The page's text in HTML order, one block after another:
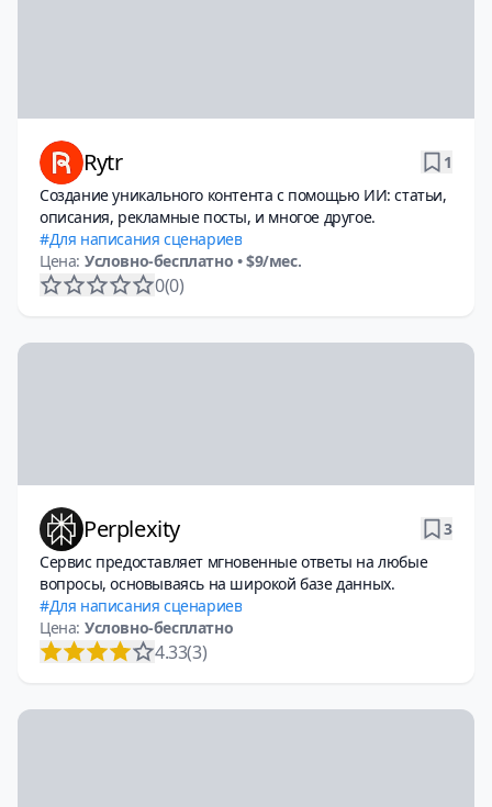
Rytr
1
Создание уникального контента с помощью ИИ: статьи,
описания, рекламные посты, и многое другое.
Для написания сценариев
Цена: Условно-бесплатно • $9/мес.
0(0)
Perplexity
3
Сервис предоставляет мгновенные ответы на любые
вопросы, основываясь на широкой базе данных.
Для написания сценариев
Цена: Условно-бесплатно
4.33(3)